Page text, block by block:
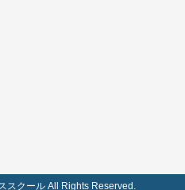
スクール All Rights Reserved.